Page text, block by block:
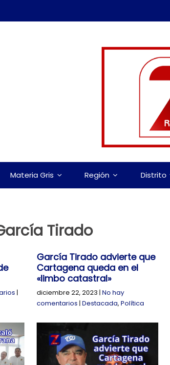
Materia Gris Región Distrito
Tirado
|
García Tirado advierte que
Cartagena queda en el
«limbo catastral»
diciembre 22, 2023 | No hay
comentarios | Destacada, Política